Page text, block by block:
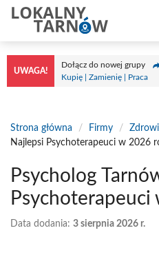
Przejdź
treści
UWAGA!
Dołącz do nowej grupy
Kupię | Zamienię | Praca
Strona główna / Firmy /
Najlepsi Psychoterapeuci w 2026
Psycholog
Psychoterapeuci
Data dodania: 3 sierpnia 2026 r.